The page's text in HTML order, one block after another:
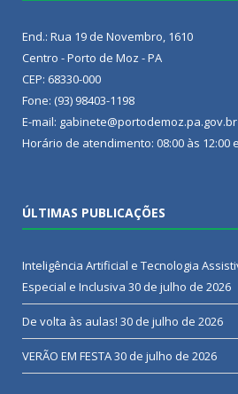
End.: Rua 19 de Novembro, 1610
Centro - Porto de Moz - PA
CEP: 68330-000
Fone: (93) 98403-1198
E-mail: gabinete@portodemoz.pa.gov.br
Horário de atendimento: 08:00 às 12:00
ÚLTIMAS PUBLICAÇÕES
Inteligência Artificial e Tecnologia
Especial e Inclusiva 30 de julho de 2026
De volta às aulas! 30 de julho de 2026
VERÃO EM FESTA30 de julho de 2026